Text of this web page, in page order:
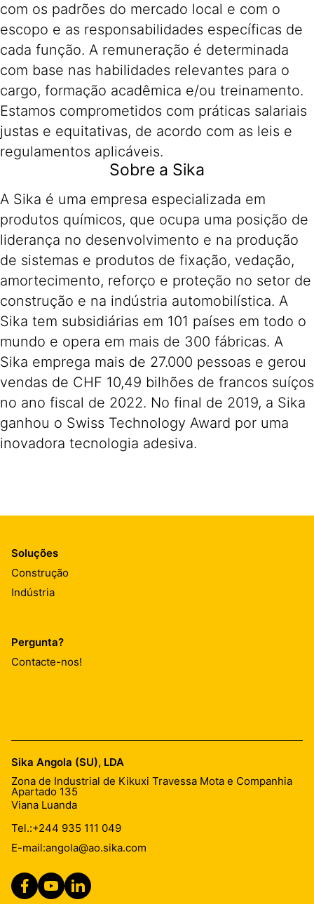
com os padrões do mercado local e com o
escopo e as responsabilidades específicas de
cada função. A remuneração é determinada
com base nas habilidades relevantes para o
cargo, formação acadêmica e/ou treinamento.
Estamos comprometidos com práticas salariais
justas e equitativas, de acordo com as leis e
regulamentos aplicáveis.
Sobre a Sika
A Sika é uma empresa especializada em
produtos químicos, que ocupa uma posição de
liderança no desenvolvimento e na produção
de sistemas e produtos de fixação, vedação,
amortecimento, reforço e proteção no setor de
construção e na indústria automobilística. A
Sika tem subsidiárias em 101 países em todo o
mundo e opera em mais de 300 fábricas. A
Sika emprega mais de 27.000 pessoas e gerou
vendas de CHF 10,49 bilhões de francos suíços
no ano fiscal de 2022. No final de 2019, a Sika
ganhou o Swiss Technology Award por uma
inovadora tecnologia adesiva.
Soluções
Construção
Indústria
Pergunta?
Contacte-nos!
Sika Angola (SU), LDA
Zona de Industrial de Kikuxi Travessa Mota e Companhia
Apartado 135
Viana Luanda
Tel.:+244 935 111 049
E-mail:angola@ao.sika.com